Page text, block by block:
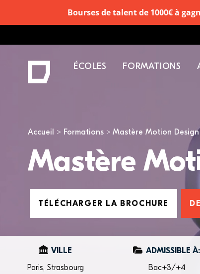
Vous êtes ici
Accueil Formations Mastère Motion Design
Mastère
TÉLÉCHARGER LA BROCHURE
VILLE
Paris, Strasbourg
ADMISSIBLE À:
Bac+3/+4
ÉCOLES FORMATIONS
Bourses de talent de 1000€ à